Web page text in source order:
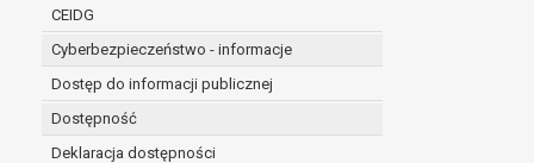
CEIDG
Cyberbezpieczeństwo - informacje
Dostęp do informacji publicznej
Dostępność
Deklaracja dostępności
administratorowi bądź
niezbędność przetwarzania do celów
Z przyczyn związanych z Pani/Pana
on istnienie ważnych prawnie uzasadnionych
ustalenia, dochodzenia lub obrony roszczeń.